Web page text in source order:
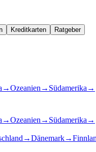
Kreditkarten Ratgeber
→Ozeanien → Südamerika →
→Ozeanien → Südamerika →
→Dänemark→